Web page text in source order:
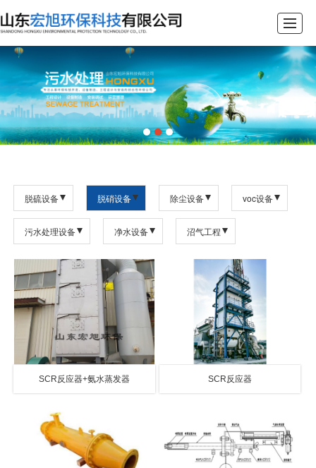
首页 产品展示工程案例新闻资讯联系我们
脱硫设备 脱硝设备 除尘设备 voc设备
污水处理设备 净水设备 沼气工程
SCR反应器+氨水蒸发器 SCR反应器